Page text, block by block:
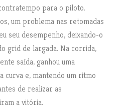
para o piloto.
um problema nas retomadas
seu desempenho, deixando-o
grid de largada. Na corrida,
saída, ganhou uma
curva e, mantendo um ritmo
de realizar as
a vitória.